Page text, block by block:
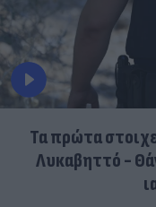
Τα πρώτα
Λυκαβηττό -